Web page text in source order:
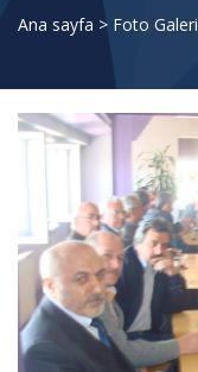
Ana sayfa > Foto Galeri